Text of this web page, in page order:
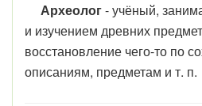
Археолог- учёный,
и изучением древних
восстановление чего-то по
описаниям, предметам и т. п.